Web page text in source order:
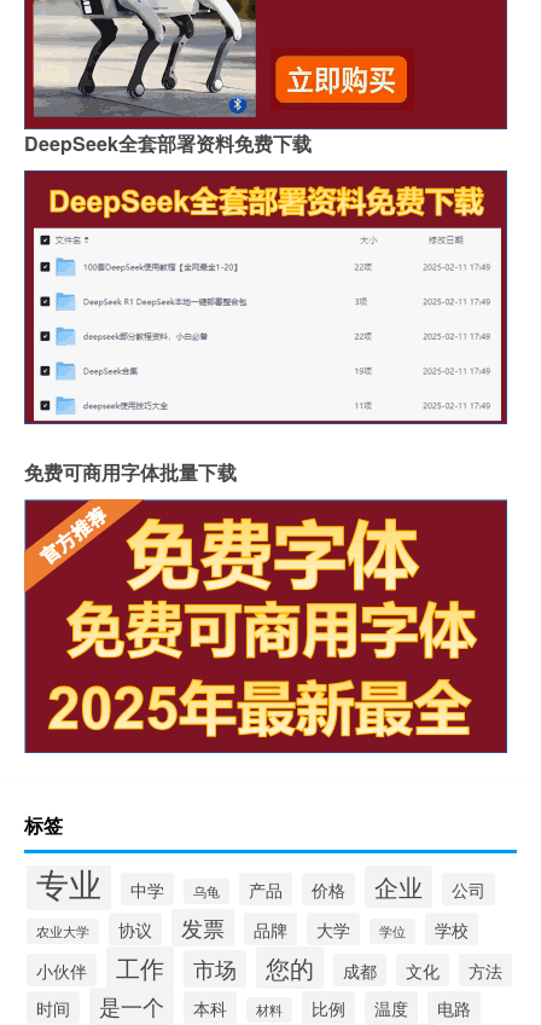
DeepSeek全套部署资料免费下载
免费可商用字体批量下载
标签
专业 中学 乌龟 产品 价格 企业 公司
农业大学 协议 发票 品牌 大学 学位
学校
小伙伴
工作 市场 您的 成都 文化
方法
时间
是一个 本科 材料 比例 温度 电路